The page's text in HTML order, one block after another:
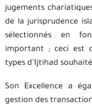
jugements
de la jurisprudence
sélectionnés en
important ; ceci est
types d’Ijtihad
Son Excellence a
gestion des